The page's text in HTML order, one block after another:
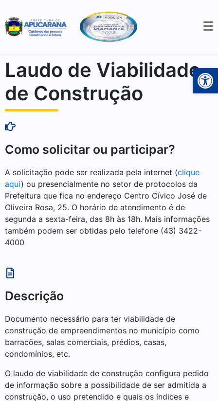
Laudo de Viabilidade
de Construção
Como solicitar ou participar?
A solicitação pode ser realizada pela internet (clique
aqui) ou presencialmente no setor de protocolos da
Prefeitura que fica no endereço Centro Cívico José de
Oliveira Rosa, 25. O horário de atendimento é de
segunda a sexta-feira, das 8h às 18h. Mais informações
também podem ser obtidas pelo telefone (43) 3422-
4000
Descrição
Documento necessário para ter viabilidade de
construção de empreendimentos no município como
barracões, salas comerciais, prédios, casas,
condomínios, etc.
O laudo de viabilidade de construção configura pedido
de informação sobre a possibilidade de ser admitida a
construção, o uso pretendido e quais os índices e